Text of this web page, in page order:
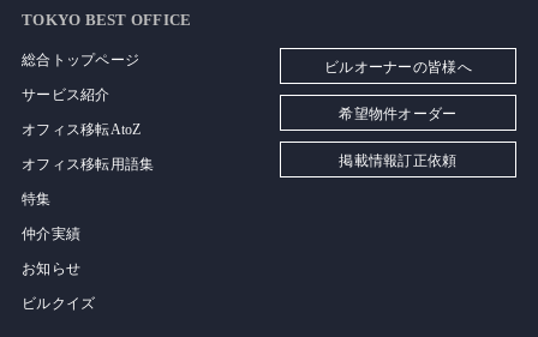
TOKYO BEST OFFICE
総合トップページ
サービス紹介
オフィス移転AtoZ
オフィス移転用語集
特集
仲介実績
お知らせ
ビルクイズ
ビルオーナーの皆様へ
希望物件オーダー
掲載情報訂正依頼